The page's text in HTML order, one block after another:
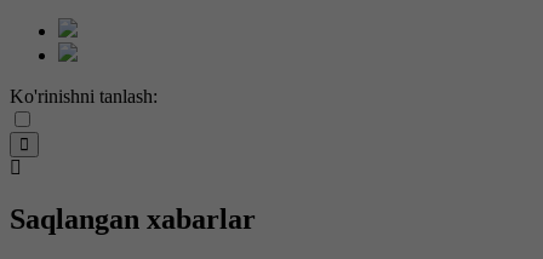
Ko'rinishni tanlash:
Saqlangan xabarlar